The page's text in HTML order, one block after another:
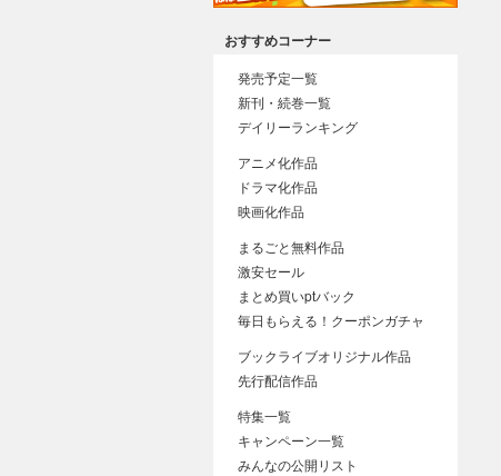
おすすめコーナー
発売予定一覧
新刊・続巻一覧
デイリーランキング
アニメ化作品
ドラマ化作品
映画化作品
まるごと無料作品
激安セール
まとめ買いptバック
毎日もらえる！クーポンガチャ
ブックライブオリジナル作品
先行配信作品
特集一覧
キャンペーン一覧
みんなの公開リスト